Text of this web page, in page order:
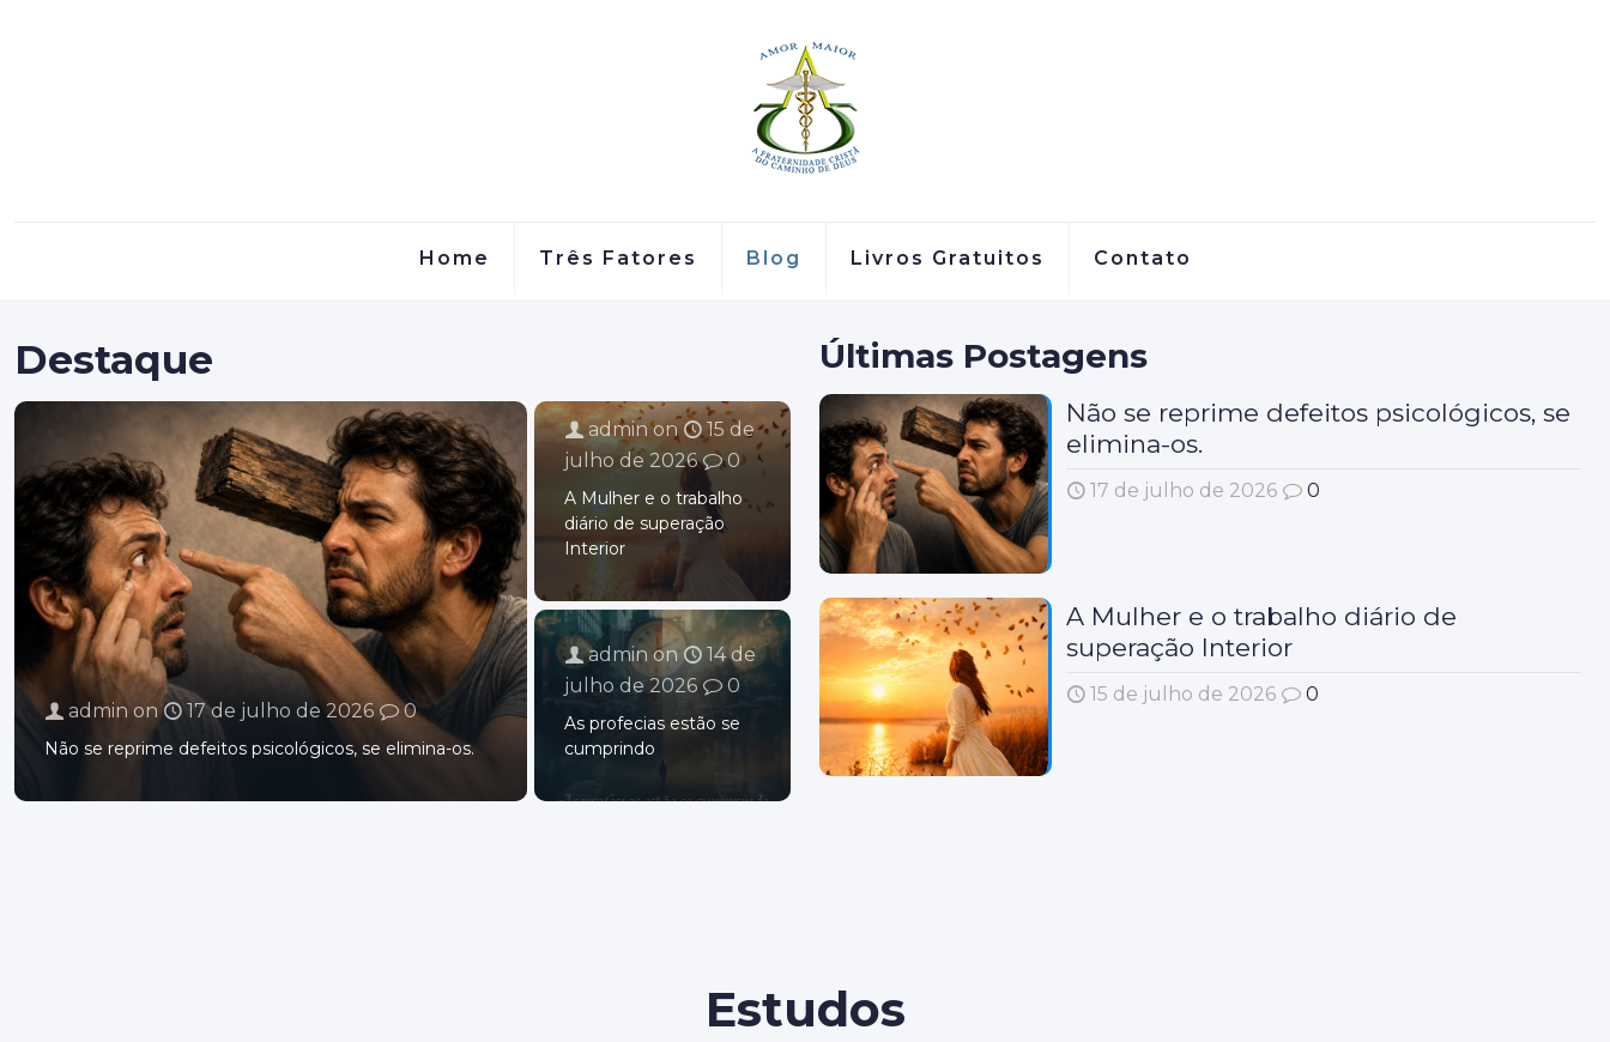
Home Três Fatores Blog Livros Gratuitos Contato
Destaque
admin on 17 de julho de 2026 0
Não se reprime defeitos psicológicos, se elimina-os.
admin on
15 de
julho de 2026
0
A Mulher e o trabalho
diário de superação
Interior
admin on
14 de
julho de 2026
0
As profecias estão se
cumprindo
Últimas Postagens
Não se reprime defeitos psicológicos, se
elimina-os.
17 de julho de 2026 0
A Mulher e o trabalho diário de
superação Interior
15 de julho de 2026 0
Estudos